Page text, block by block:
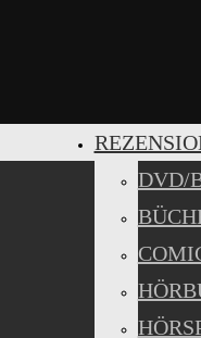
DVD/